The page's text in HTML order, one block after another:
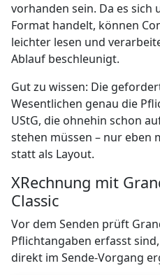
vorhanden sein. Da es sich
Format handelt, können
leichter lesen und
Ablauf beschleunigt.
Gut zu wissen: Die
Wesentlichen genau die
UStG, die ohnehin schon
stehen müssen – nur eben
statt als Layout.
XRechnung mit
Classic
Vor dem Senden prüft
Pflichtangaben erfasst
direkt im Sende-Vorgang